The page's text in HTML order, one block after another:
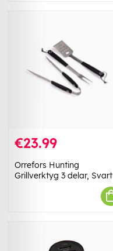
€23.99
Orrefors Hunting
Grillverktyg 3 delar, Svart